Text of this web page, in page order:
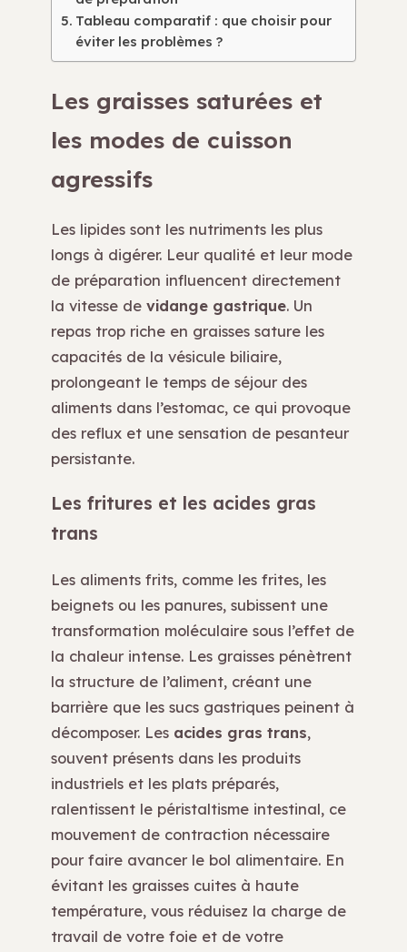
Tableau comparatif : que choisir pour
éviter les problèmes ?
Les graisses saturées et
les modes de cuisson
agressifs
Les lipides sont les nutriments les plus
longs à digérer. Leur qualité et leur mode
de préparation influencent directement
la vitesse de vidange gastrique. Un
repas trop riche en graisses sature les
capacités de la vésicule biliaire,
prolongeant le temps de séjour des
aliments dans l’estomac, ce qui provoque
des reflux et une sensation de pesanteur
persistante.
Les fritures et les acides gras
trans
Les aliments frits, comme les frites, les
beignets ou les panures, subissent une
transformation moléculaire sous l’effet de
la chaleur intense. Les graisses pénètrent
la structure de l’aliment, créant une
barrière que les sucs gastriques peinent à
décomposer. Les acides gras trans,
souvent présents dans les produits
industriels et les plats préparés,
ralentissent le péristaltisme intestinal, ce
mouvement de contraction nécessaire
pour faire avancer le bol alimentaire. En
évitant les graisses cuites à haute
température, vous réduisez la charge de
travail de votre foie et de votre